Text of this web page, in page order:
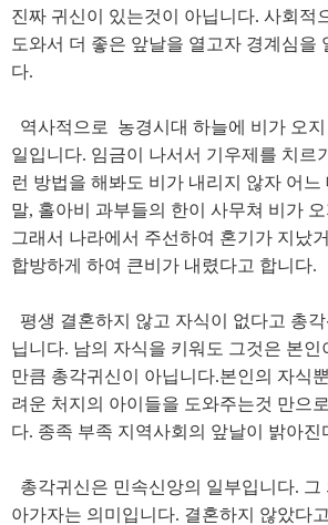
진짜 귀신이 있는것이 아닙니다. 사회적
도와서 더 좋은 앞날을 열고자 경계심을
다.
역사적으로 농경시대 하늘에 비가 오
일입니다. 임금이 나서서 기우제를 치르
런 방법을 해봐도 비가 내리지 않자 어느
말, 홀아비 과부들의 한이 사무쳐 비가
그래서 나라에서 주선하여 혼기가 지났
합방하게 하여 큰비가 내렸다고 합니다.
평생 결혼하지 않고 자식이 없다고 총
닙니다. 남의 자식을 키워도 그것은 본
만큼 총각귀신이 아닙니다.본인의 자식
려운 처지의 아이들을 도와주는것 만으
다. 종족 부족 지역사회의 앞날이 밝아진
총각귀신은 민속신앙의 일부입니다. 그
아가자는 의미입니다. 결혼하지 않았다